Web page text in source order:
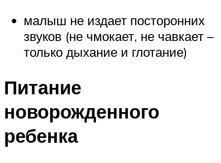
малыш не издает посторонних
звуков (не чмокает, не чавкает –
только дыхание и глотание)
Питание
новорожденного
ребенка